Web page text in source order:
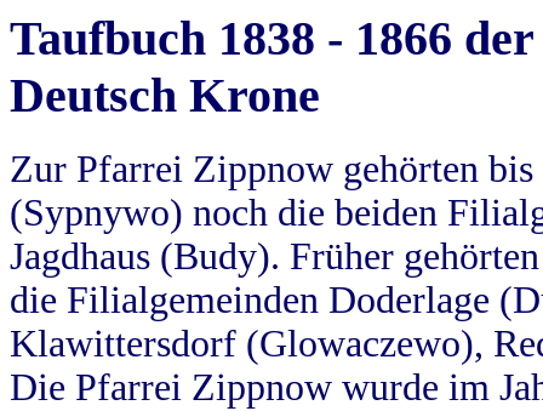
Taufbuch 1838 - 1866
Deutsch Krone
Zur Pfarrei Zippnow gehörten
(Sypnywo) noch die beiden
Jagdhaus (Budy). Früher
die Filialgemeinden Doderlage
Klawittersdorf (Glowaczewo),
Die Pfarrei Zippnow wurde im